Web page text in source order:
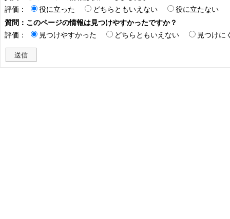
評価：
役に立った どちらともいえない
役に立たない
質問：このページの情報は見つけやすかったですか？
評価：
見つけやすかった どちらともいえない 見つけに